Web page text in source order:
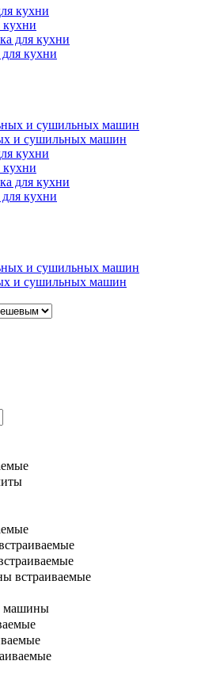
кухни
кухни
и сушильных машин
кухни
кухни
и сушильных машин
встраиваемые
машины